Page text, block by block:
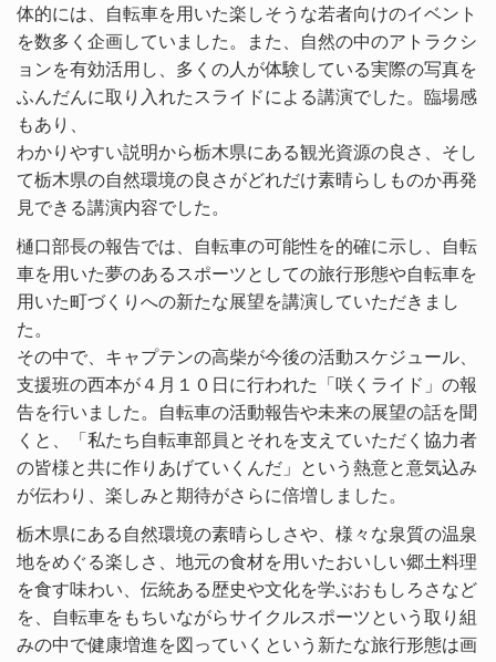
体的には、自転車を用いた楽しそうな若者向けのイベント
を数多く企画していました。また、自然の中のアトラクシ
ョンを有効活用し、多くの人が体験している実際の写真を
ふんだんに取り入れたスライドによる講演でした。臨場感
もあり、
わかりやすい説明から栃木県にある観光資源の良さ、そし
て栃木県の自然環境の良さがどれだけ素晴らしものか再発
見できる講演内容でした。
樋口部長の報告では、自転車の可能性を的確に示し、自転
車を用いた夢のあるスポーツとしての旅行形態や自転車を
用いた町づくりへの新たな展望を講演していただきまし
た。
その中で、キャプテンの高柴が今後の活動スケジュール、
支援班の西本が４月１０日に行われた「咲くライド」の報
告を行いました。自転車の活動報告や未来の展望の話を聞
くと、「私たち自転車部員とそれを支えていただく協力者
の皆様と共に作りあげていくんだ」という熱意と意気込み
が伝わり、楽しみと期待がさらに倍増しました。
栃木県にある自然環境の素晴らしさや、様々な泉質の温泉
地をめぐる楽しさ、地元の食材を用いたおいしい郷土料理
を食す味わい、伝統ある歴史や文化を学ぶおもしろさなど
を、自転車をもちいながらサイクルスポーツという取り組
みの中で健康増進を図っていくという新たな旅行形態は画